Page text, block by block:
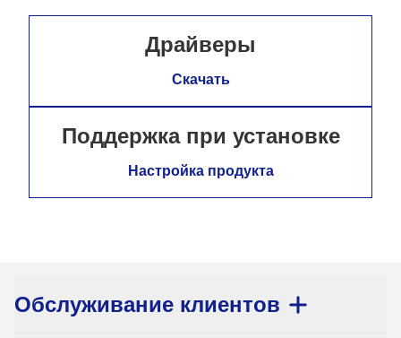
Драйверы
Скачать
Поддержка при установке
Настройка продукта
Обслуживание клиентов